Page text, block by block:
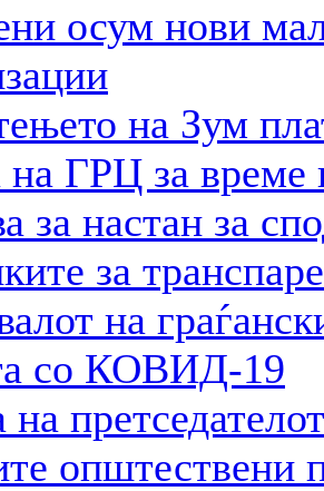
осум нови
на Зум
на ГРЦ за време
за настан за
за
на
со КОВИД-19
на
општествени